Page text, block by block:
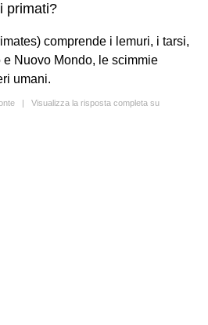
primati?
comprende i lemuri, i tarsi,
e Nuovo Mondo, le scimmie
umani.
| Visualizza la risposta completa su